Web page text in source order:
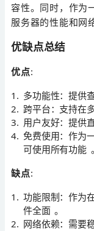
容性。同时，作为
服务器的性能和网
优缺点总结
优点:
多功能性：提供
跨平台：支持在
用户友好：提供
免费使用：作为
可使用所有功能 。
缺点:
功能限制：作为
件全面 。
网络依赖：需要